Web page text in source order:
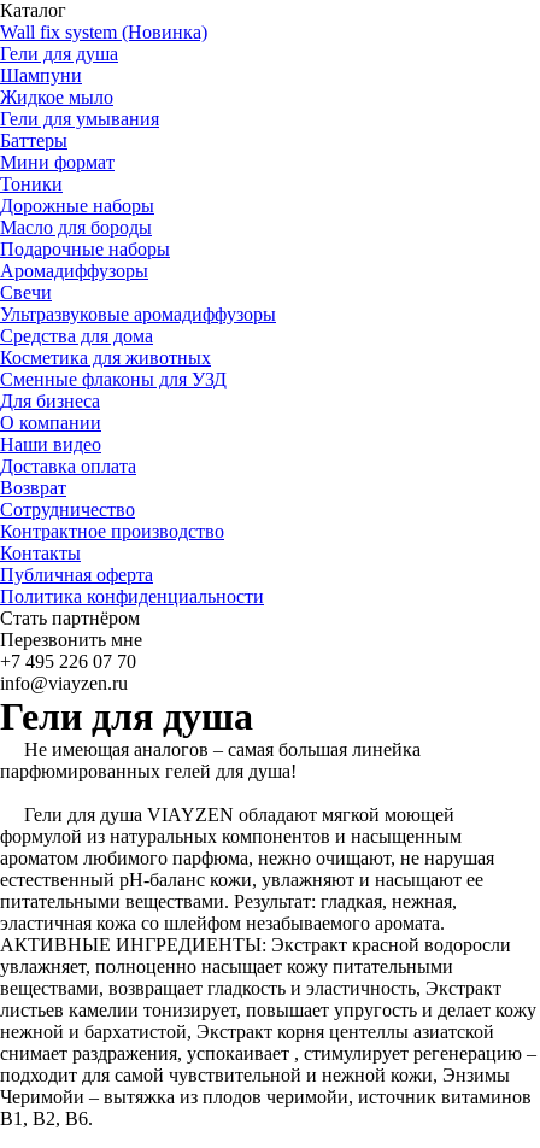
Каталог
Wall fix system (Новинка)
Гели для душа
Шампуни
Жидкое мыло
Гели для умывания
Баттеры
Мини формат
Тоники
Дорожные наборы
Масло для бороды
Подарочные наборы
Аромадиффузоры
Свечи
Ультразвуковые аромадиффузоры
Средства для дома
Косметика для животных
Сменные флаконы для УЗД
Для бизнеса
О компании
Наши видео
Доставка оплата
Возврат
Сотрудничество
Контрактное производство
Контакты
Публичная оферта
Политика конфиденциальности
Стать партнёром
Перезвонить мне
+7 495 226 07 70
info@viayzen.ru
Гели для душа
Не имеющая аналогов – самая большая линейка
парфюмированных гелей для душа!
Гели для душа VIAYZEN обладают мягкой моющей
формулой из натуральных компонентов и насыщенным
ароматом любимого парфюма, нежно очищают, не нарушая
естественный pH-баланс кожи, увлажняют и насыщают ее
питательными веществами. Результат: гладкая, нежная,
эластичная кожа со шлейфом незабываемого аромата.
АКТИВНЫЕ ИНГРЕДИЕНТЫ: Экстракт красной водоросли
увлажняет, полноценно насыщает кожу питательными
веществами, возвращает гладкость и эластичность, Экстракт
листьев камелии тонизирует, повышает упругость и делает кожу
нежной и бархатистой, Экстракт корня центеллы азиатской
снимает раздражения, успокаивает , стимулирует регенерацию –
подходит для самой чувствительной и нежной кожи, Энзимы
Черимойи – вытяжка из плодов черимойи, источник витаминов
В1, В2, В6.